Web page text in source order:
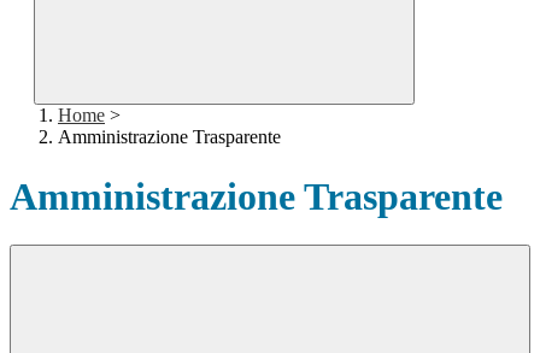
Home >
Amministrazione Trasparente
Amministrazione Trasparente